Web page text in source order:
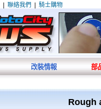
聯絡我們 騎士購物
改裝情報 部
Rough